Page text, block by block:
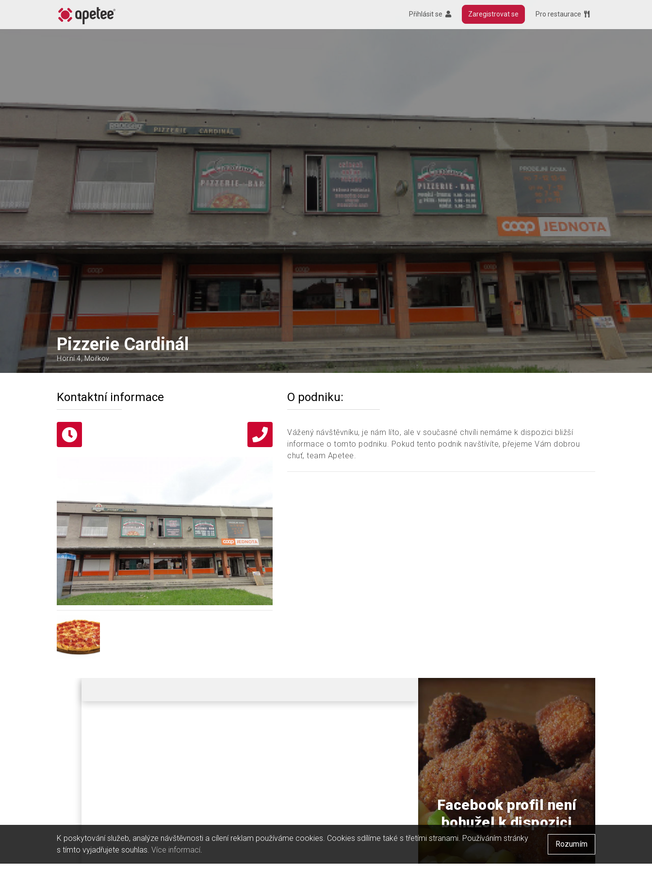
Přihlásit se Zaregistrovat se Pro restaurace
Pizzerie Cardinál
Horní 4, Mořkov
Kontaktní informace O podniku:
Vážený návštěvníku, je nám líto, ale v současné chvíli nemáme k dispozici bližší
informace o tomto podniku. Pokud tento podnik navštívíte, přejeme Vám dobrou
chuť, team Apetee.
Facebook profil není
bohužel k dispozici
K poskytování služeb, analýze návštěvnosti a cílení reklam používáme cookies. Cookies sdílíme také s třetími stranami. Používáním stránky
s tímto vyjadřujete souhlas. Více informací.
Rozumím